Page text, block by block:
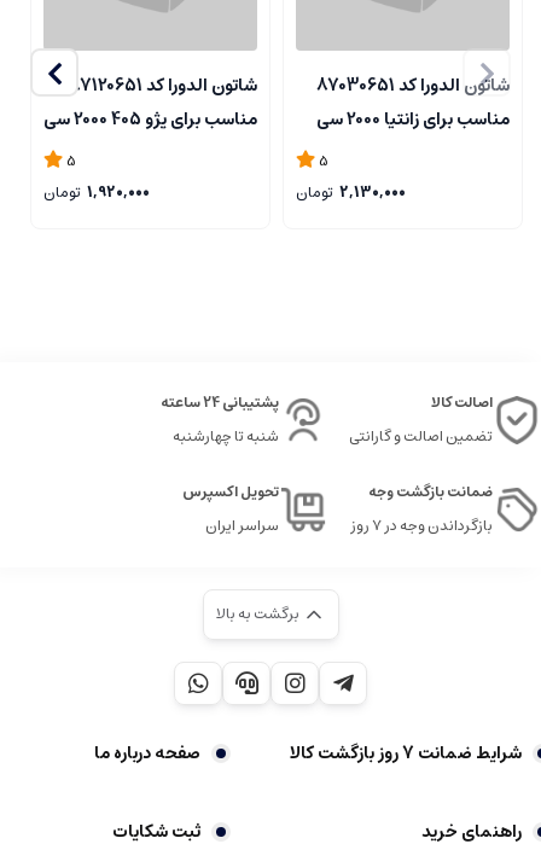
شاتون الدورا کد 87030651
مناسب برای زانتیا 2000 سی
5
2,130,000 تومان
شاتون الدورا کد 87120651
مناسب برای پژو 405 2000 سی
5
1,920,000 تومان
اصالت کالا
تضمین اصالت و گارانتی
پشتیبانی 24 ساعته
شنبه تا چهارشنبه
ضمانت بازگشت وجه
بازگرداندن وجه در ۷ روز
تحویل اکسپرس
سراسر ایران
برگشت به بالا
شرایط ضمانت 7 روز بازگشت کالا صفحه درباره ما
راهنمای خرید ثبت شکایات